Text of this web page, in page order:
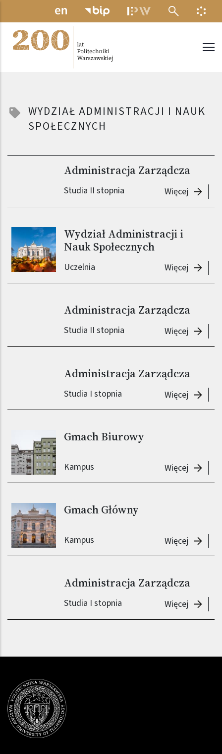
Przejdź do treści
MENU
WYDZIAŁ ADMINISTRACJI I NAUK
SPOŁECZNYCH
Administracja Zarządcza
Studia II stopnia Więcej
Wydział Administracji i
Nauk Społecznych
Uczelnia Więcej
Administracja Zarządcza
Studia II stopnia Więcej
Administracja Zarządcza
Studia I stopnia Więcej
Gmach Biurowy
Kampus Więcej
Gmach Główny
Kampus Więcej Gmach
Administracja Zarządcza
Studia I stopnia Więcej